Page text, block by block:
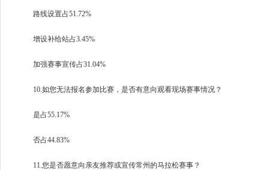
路线设置占51.72%
增设补给站占3.45%
加强赛事宣传占31.04%
10.如您无法报名参加比赛，是否有意向观看现场赛事情况？
是占55.17%
否占44.83%
11.您是否愿意向亲友推荐或宣传常州的马拉松赛事？